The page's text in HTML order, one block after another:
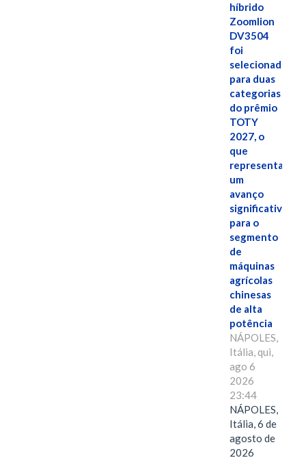
híbrido
Zoomlion
DV3504
foi
selecionado
para duas
categorias
do prêmio
TOTY
2027, o
que
representa
um
avanço
significativo
para o
segmento
de
máquinas
agrícolas
chinesas
de alta
potência
NÁPOLES,
Itália, qui,
ago 6
2026
23:44
NÁPOLES,
Itália, 6 de
agosto de
2026